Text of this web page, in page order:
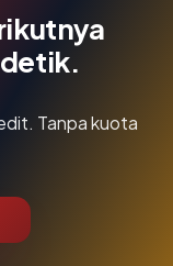
Tanpa kuota